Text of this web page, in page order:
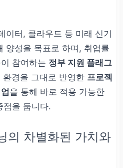
이터, 클라우드 등 미래 신기
양성을 목표로 하며, 취업률
참여하는 정부 지원 플래그
환경을 그대로 반영한 프로젝
을 통해 바로 적용 가능한
점을 둡니다.
의 차별화된 가치와